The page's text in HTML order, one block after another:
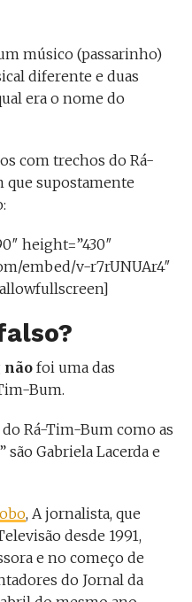
músico (passarinho)
diferente e duas
era o nome do
com trechos do Rá-
que supostamente
height=”430″
embed/v-r7rUNUAr4″
nãofoi uma das
Bum.
Rá-Tim-Bum como as
são Gabriela Lacerda e
, A jornalista, que
desde 1991,
e no começo de
do Jornal da